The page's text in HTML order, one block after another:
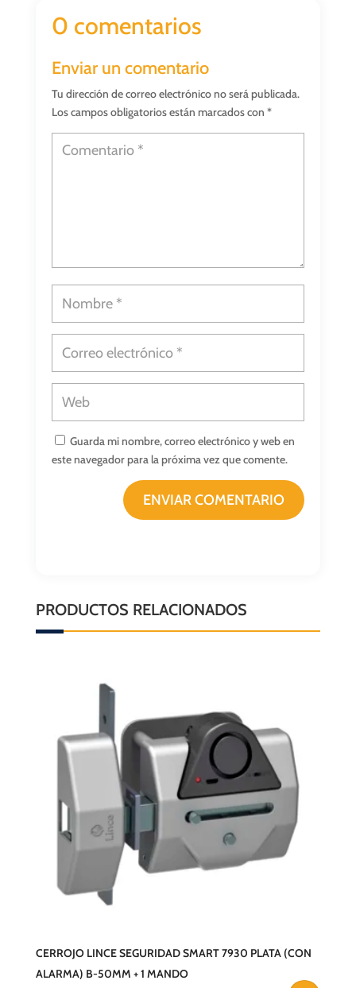
0 comentarios
Enviar un comentario
Tu dirección de correo electrónico no será publicada.
Los campos obligatorios están marcados con *
Guarda mi nombre, correo electrónico y web en
este navegador para la próxima vez que comente.
ENVIAR COMENTARIO
PRODUCTOS RELACIONADOS
CERROJO LINCE SEGURIDAD SMART 7930 PLATA (CON
ALARMA) B-50MM + 1 MANDO